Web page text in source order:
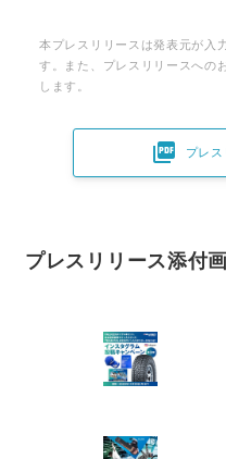
本プレスリリースは発表元が入
す。また、プレスリリースへの
します。
 プレ
プレスリリース添付